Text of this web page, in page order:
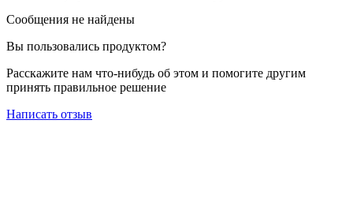
Сообщения не найдены
Вы пользовались продуктом?
Расскажите нам что-нибудь об этом и помогите другим
принять правильное решение
Написать отзыв